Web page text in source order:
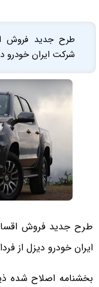
طرح جدید فروش
شرکت ایران خودرو
طرح جدید فروش
ایران خودرو دیزل از